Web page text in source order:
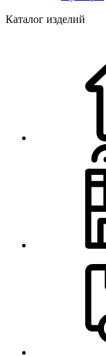
Каталог изделий